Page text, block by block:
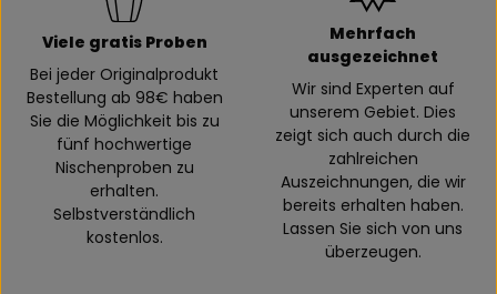
Viele gratis Proben
Bei jeder Originalprodukt
Bestellung ab 98€ haben
Sie die Möglichkeit bis zu
fünf hochwertige
Nischenproben zu
erhalten.
Selbstverständlich
kostenlos.
Mehrfach
ausgezeichnet
Wir sind Experten auf
unserem Gebiet. Dies
zeigt sich auch durch die
zahlreichen
Auszeichnungen, die wir
bereits erhalten haben.
Lassen Sie sich von uns
überzeugen.